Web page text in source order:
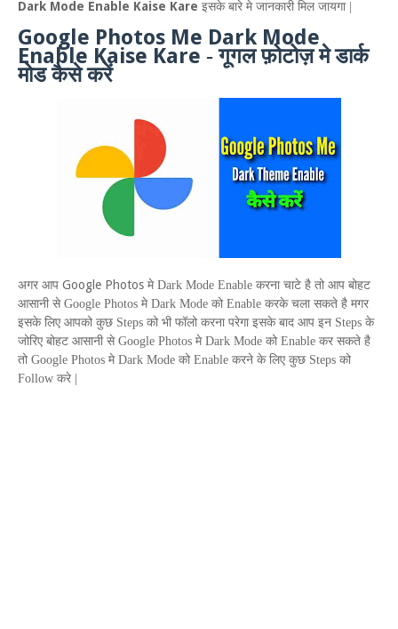
Dark Mode Enable Kaise Kare इसके बारे मे जानकारी मिल जायगा |
Google Photos Me Dark Mode
Enable Kaise Kare -गूगल फ़ोटोज़ मे डार्क
मोड कैसे करें
अगर आप Google Photos मे Dark Mode Enable करना चाटे है तो आप बोहट
आसानी से Google Photos मे Dark Mode को Enable करके चला सकते है मगर
इसके लिए आपको कुछ Steps को भी फॉलो करना परेगा इसके बाद आप इन Steps के
जोरिए बोहट आसानी से Google Photos मे Dark Mode को Enable कर सकते है
तो Google Photos मे Dark Mode को Enable करने के लिए कुछ Steps को
Follow करे |